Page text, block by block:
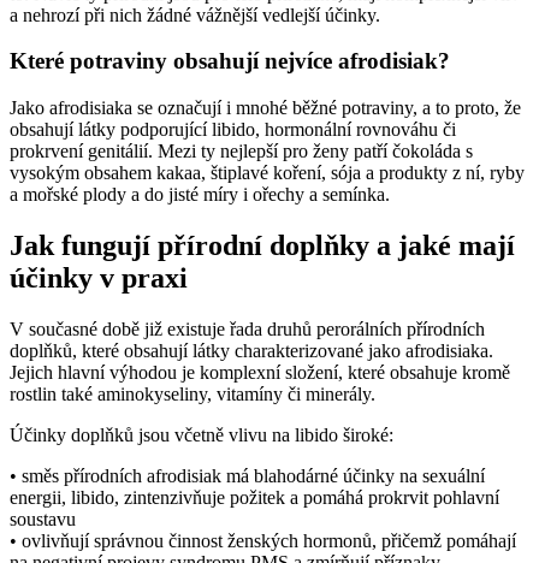
a nehrozí při nich žádné vážnější vedlejší účinky.
Které potraviny obsahují nejvíce afrodisiak?
Jako afrodisiaka se označují i mnohé běžné potraviny, a to proto, že
obsahují látky podporující libido, hormonální rovnováhu či
prokrvení genitálií. Mezi ty nejlepší pro ženy patří čokoláda s
vysokým obsahem kakaa, štiplavé koření, sója a produkty z ní, ryby
a mořské plody a do jisté míry i ořechy a semínka.
Jak fungují přírodní doplňky a jaké mají
účinky v praxi
V současné době již existuje řada druhů perorálních přírodních
doplňků, které obsahují látky charakterizované jako afrodisiaka.
Jejich hlavní výhodou je komplexní složení, které obsahuje kromě
rostlin také aminokyseliny, vitamíny či minerály.
Účinky doplňků jsou včetně vlivu na libido široké:
• směs přírodních afrodisiak má blahodárné účinky na sexuální
energii, libido, zintenzivňuje požitek a pomáhá prokrvit pohlavní
soustavu
• ovlivňují správnou činnost ženských hormonů, přičemž pomáhají